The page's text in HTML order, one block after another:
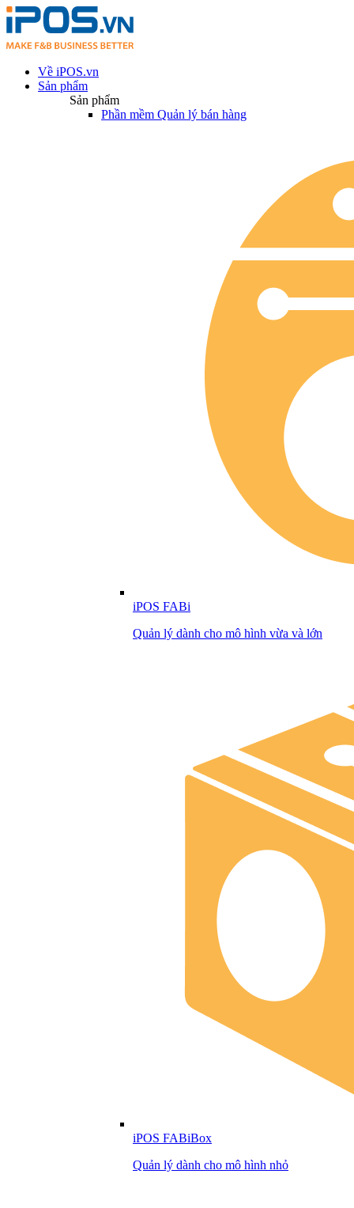
Về iPOS.vn
Sản phẩm
Sản phẩm
Phần mềm Quản lý bán hàng
iPOS FABi
Quản lý dành cho mô hình vừa và lớn
iPOS FABiBox
Quản lý dành cho mô hình nhỏ